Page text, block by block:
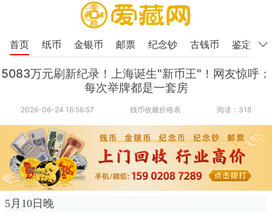
首页 纸币 金银币 邮票 纪念钞 古钱币 鉴定
5083万元刷新纪录！上海诞生"新币王"！网友惊呼：
每次举牌都是一套房
2026-06-24 16:56:57 钱币收藏价格表 阅读：318
5月10日晚